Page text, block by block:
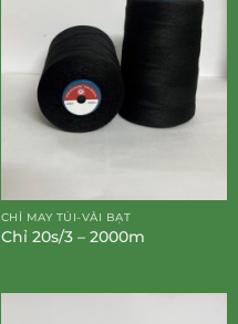
CHỈ MAY TÚI-VẢI BẠT
Chỉ 20s/3 – 2000m